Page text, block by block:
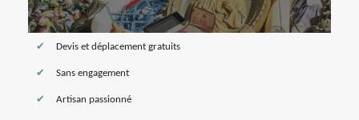
Devis et déplacement gratuits
Sans engagement
Artisan passionné